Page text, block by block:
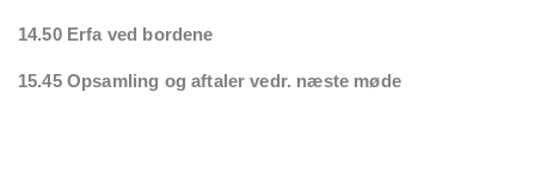
14.50 Erfa ved bordene
15.45 Opsamling og aftaler vedr. næste møde